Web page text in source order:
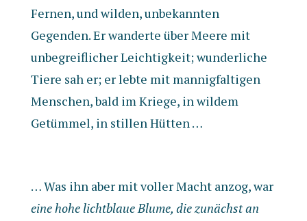
Fernen, und wilden, unbekannten
Gegenden. Er wanderte über Meere mit
unbegreiflicher Leichtigkeit; wunderliche
Tiere sah er; er lebte mit mannigfaltigen
Menschen, bald im Kriege, in wildem
Getümmel, in stillen Hütten …
… Was ihn aber mit voller Macht anzog, war
eine hohe lichtblaue Blume, die zunächst an